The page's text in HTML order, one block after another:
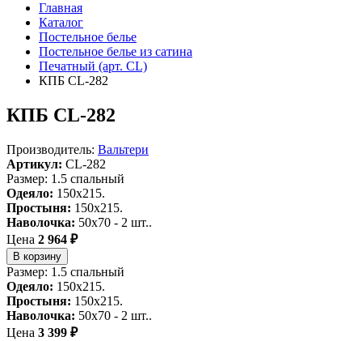
Главная
Каталог
Постельное белье
Постельное белье из сатина
Печатный (арт. СL)
КПБ CL-282
КПБ CL-282
Производитель: Вальтери
Артикул: CL-282
Размер: 1.5 спальный
Одеяло: 150x215.
Простыня: 150x215.
Наволочка: 50x70 - 2 шт..
Цена 2 964 ₽
В корзину
Размер: 1.5 спальный
Одеяло: 150x215.
Простыня: 150x215.
Наволочка: 50x70 - 2 шт..
Цена 3 399 ₽